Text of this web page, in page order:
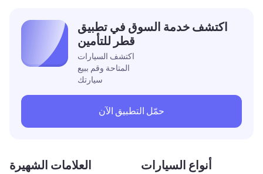
العلامات الشهيرة أنواع السيارات
اكتشف خدمة السوق في تطبيق
قطر للتأمين
اكتشف السيارات
المتاحة وقم ببيع
سيارتك
حمّل التطبيق الآن